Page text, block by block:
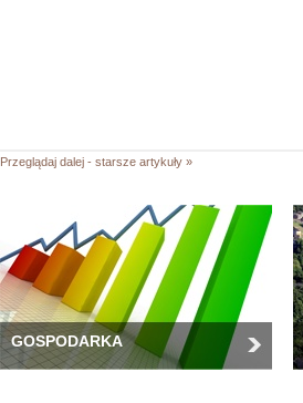
Przeglądaj dalej - starsze artykuły »
GOSPODARKA